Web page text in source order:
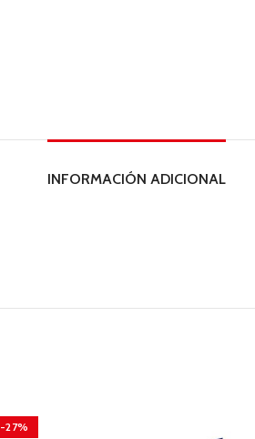
INFORMACIÓN ADICIONAL
-27%